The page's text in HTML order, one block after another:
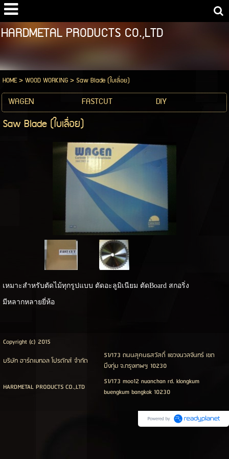
HARDMETAL PRODUCTS CO.,LTD
HOME>WOOD WORKING>Saw Blade (ใบเลื่อย)
WAGEN FASTCUT DIY
Saw Blade (ใบเลื่อย)
เหมาะสำหรับตัดไม้ทุกรูปแบบ ตัดอะลูมิเนียม ตัดBoard สกอริ่ง
มีหลากหลายยี่ห้อ
Copyright (c) 2015
บริษัท ฮาร์ดเมทอล โปรดักส์ จำกัด
51/173 ถนนสุคนธสวัสดิ์ แขวงนวลจันทร์ เขต
บึงกุ่ม จ.กรุงเทพฯ 10230
HARDMETAL PRODUCTS CO.,LTD
51/173 moo12 nuanchan rd. klongkum
buengkum bangkok 10230